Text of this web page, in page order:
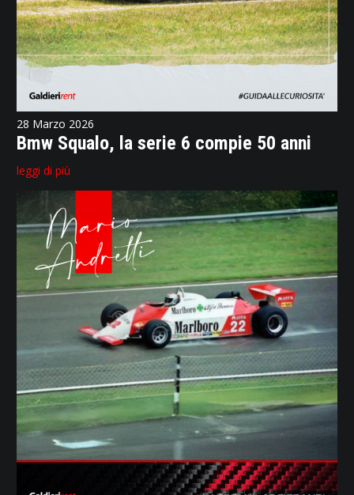
28 Marzo 2026
Bmw Squalo, la serie 6 compie 50 anni
leggi di più